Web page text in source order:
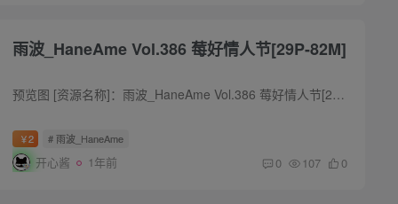
雨波_HaneAme Vol.386 莓好情人节[29P-82M]
预览图 [资源名称]：雨波_HaneAme Vol.386 莓好情人节[29P-82M] [水印说明]：预览图有压缩,套图内均为原版无水印高清大图 [版权申明]：本站内容均来自网络,仅作分享,如有问题请联系删除 [下载方...
￥2 # 雨波_HaneAme
开心酱 1年前 0 107 0